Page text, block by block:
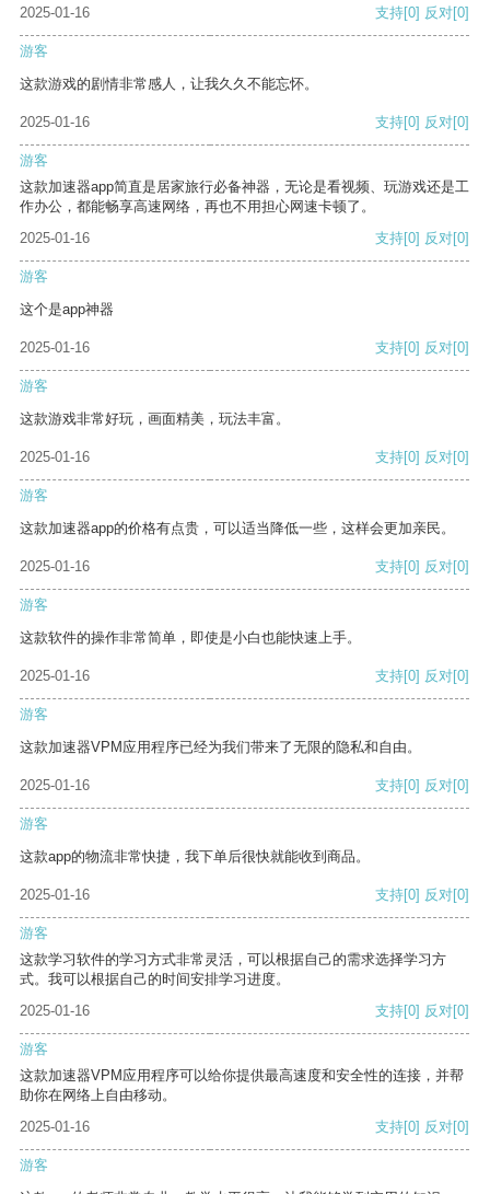
2025-01-16
支持[0] 反对[0]
游客
这款游戏的剧情非常感人，让我久久不能忘怀。
2025-01-16 支持[0] 反对[0]
游客
这款加速器app简直是居家旅行必备神器，无论是看视频、玩游戏还是工
作办公，都能畅享高速网络，再也不用担心网速卡顿了。
2025-01-16
支持[0] 反对[0]
游客
这个是app神器
2025-01-16 支持[0] 反对[0]
游客
这款游戏非常好玩，画面精美，玩法丰富。
2025-01-16 支持[0] 反对[0]
游客
这款加速器app的价格有点贵，可以适当降低一些，这样会更加亲民。
2025-01-16 支持[0] 反对[0]
游客
这款软件的操作非常简单，即使是小白也能快速上手。
2025-01-16 支持[0] 反对[0]
游客
这款加速器VPM应用程序已经为我们带来了无限的隐私和自由。
2025-01-16 支持[0] 反对[0]
游客
这款app的物流非常快捷，我下单后很快就能收到商品。
2025-01-16 支持[0] 反对[0]
游客
这款学习软件的学习方式非常灵活，可以根据自己的需求选择学习方
式。我可以根据自己的时间安排学习进度。
2025-01-16
支持[0] 反对[0]
游客
这款加速器VPM应用程序可以给你提供最高速度和安全性的连接，并帮
助你在网络上自由移动。
2025-01-16
支持[0] 反对[0]
游客